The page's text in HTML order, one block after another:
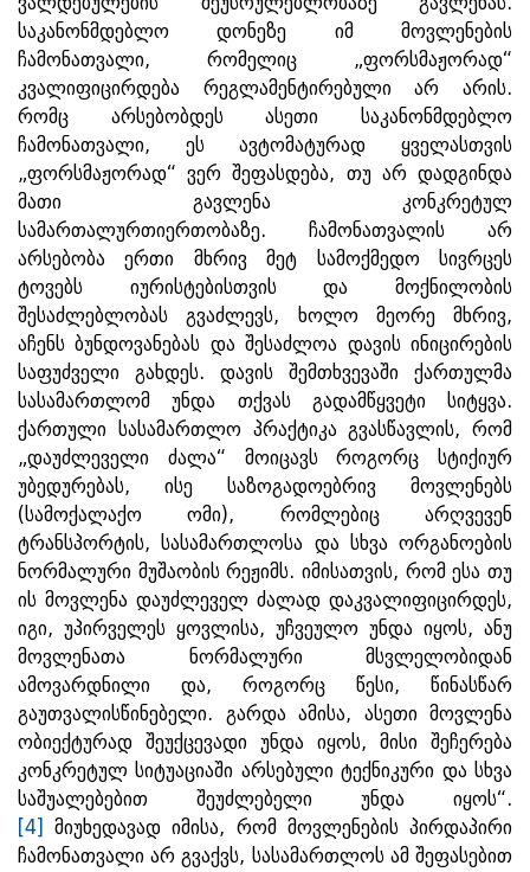
საკანონმდებლო დონეზე იმ მოვლენების
ჩამონათვალი, რომელიც „ფორსმაჟორად“
კვალიფიცირდება რეგლამენტირებული არ არის.
რომც არსებობდეს ასეთი საკანონმდებლო
ჩამონათვალი, ეს ავტომატურად ყველასთვის
„ფორსმაჟორად“ ვერ შეფასდება, თუ არ დადგინდა
მათი გავლენა კონკრეტულ
სამართალურთიერთობაზე. ჩამონათვალის არ
არსებობა ერთი მხრივ მეტ სამოქმედო სივრცეს
ტოვებს იურისტებისთვის და მოქნილობის
შესაძლებლობას გვაძლევს, ხოლო მეორე მხრივ,
აჩენს ბუნდოვანებას და შესაძლოა დავის ინიცირების
საფუძველი გახდეს. დავის შემთხვევაში ქართულმა
სასამართლომ უნდა თქვას გადამწყვეტი სიტყვა.
ქართული სასამართლო პრაქტიკა გვასწავლის, რომ
„დაუძლეველი ძალა“ მოიცავს როგორც სტიქიურ
უბედურებას, ისე საზოგადოებრივ მოვლენებს
(სამოქალაქო ომი), რომლებიც არღვევენ
ტრანსპორტის, სასამართლოსა და სხვა ორგანოების
ნორმალური მუშაობის რეჟიმს. იმისათვის, რომ ესა თუ
ის მოვლენა დაუძლეველ ძალად დაკვალიფიცირდეს,
იგი, უპირველეს ყოვლისა, უჩვეულო უნდა იყოს, ანუ
მოვლენათა ნორმალური მსვლელობიდან
ამოვარდნილი და, როგორც წესი, წინასწარ
გაუთვალისწინებელი. გარდა ამისა, ასეთი მოვლენა
ობიექტურად შეუქცევადი უნდა იყოს, მისი შეჩერება
კონკრეტულ სიტუაციაში არსებული ტექნიკური და სხვა
საშუალებებით შეუძლებელი უნდა იყოს“.
[4]
მიუხედავად იმისა, რომ მოვლენების პირდაპირი
ჩამონათვალი არ გვაქვს, სასამართლოს ამ შეფასებით